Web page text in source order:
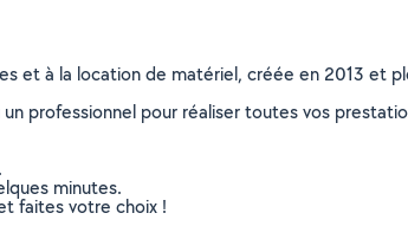
et à la location de matériel, créée en 2013 et
professionnel pour réaliser toutes vos
minutes.
faites votre choix !